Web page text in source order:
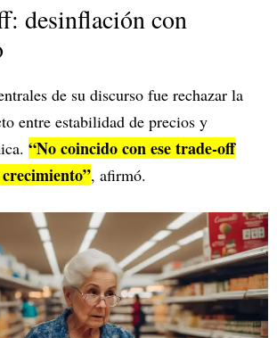
desinflación con
de su discurso fue rechazar la
entre estabilidad de precios y
“No coincido con ese trade-off
, afirmó.